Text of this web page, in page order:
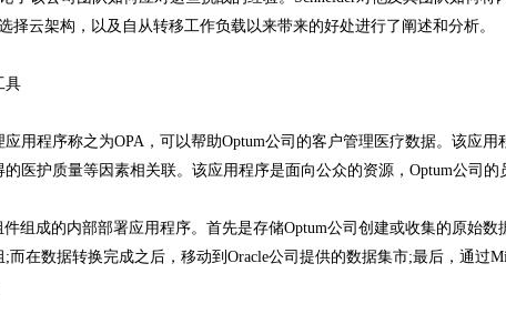
择云架构，以及自从转移工作负载以来带来的好处进行了阐述和分析。
具
应用程序称之为OPA，可以帮助Optum公司的客户管理医疗数据。该应
医护质量等因素相关联。该应用程序是面向公众的资源，Optum公司的
组成的内部部署应用程序。首先是存储Optum公司创建或收集的原始数
在数据转换完成之后，移动到Oracle公司提供的数据集市;最后，通过